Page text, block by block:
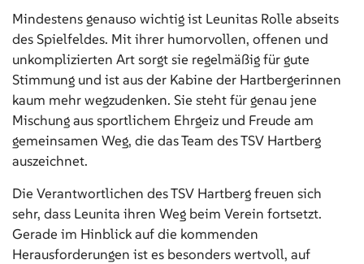
Mindestens genauso wichtig ist Leunitas Rolle abseits
des Spielfeldes. Mit ihrer humorvollen, offenen und
unkomplizierten Art sorgt sie regelmäßig für gute
Stimmung und ist aus der Kabine der Hartbergerinnen
kaum mehr wegzudenken. Sie steht für genau jene
Mischung aus sportlichem Ehrgeiz und Freude am
gemeinsamen Weg, die das Team des TSV Hartberg
auszeichnet.
Die Verantwortlichen des TSV Hartberg freuen sich
sehr, dass Leunita ihren Weg beim Verein fortsetzt.
Gerade im Hinblick auf die kommenden
Herausforderungen ist es besonders wertvoll, auf